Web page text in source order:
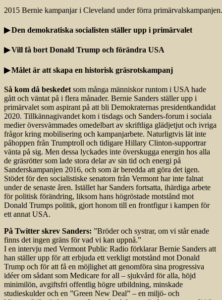
2015 Bernie kampanjar i Cleveland under förra
▶ Den demokratiska socialisten ställer upp i primärvalet
▶ Vill få bort Donald Trump och förändra USA
▶ Målet är att skapa en historisk gräsrotskampanj
Så kom då beskedet som många människor runtom i USA hade
gått och väntat på i flera månader. Bernie Sanders ställer upp i
primärvalet som aspirant på att bli Demokraternas presidentkandidat
2020. Tillkännagivandet kom i tisdags och Sanders-forum i sociala
medier översvämmades omedelbart av skriftliga glädjetjut och ivriga
frågor kring mobilisering och kampanjarbete. Naturligtvis lät inte
påhoppen från Trumptroll och tidigare Hillary Clinton-supportrar
vänta på sig. Men dessa lyckades inte överskugga energin hos alla
de gräsrötter som lade stora delar av sin tid och energi på
Sanderskampanjen 2016, och som är beredda att göra det igen.
Stödet för den socialistiske senatorn från Vermont har inte falnat
under de senaste åren. Istället har Sanders fortsatta, ihärdiga arbete
för politisk förändring, liksom hans högröstade motstånd mot
Donald Trumps politik, gjort honom till en frontfigur i kampen för
ett annat USA.
På Twitter skrev Sanders: ”Bröder och systrar, om vi står enade
finns det ingen gräns för vad vi kan uppnå.”
I en intervju med Vermont Public Radio förklarar Bernie Sanders att
han ställer upp för att erbjuda ett verkligt motstånd mot Donald
Trump och för att få en möjlighet att genomföra sina progressiva
idéer om sådant som Medicare for all – sjukvård för alla, höjd
minimilön, avgiftsfri offentlig högre utbildning, minskade
studieskulder och en ”Green New Deal” – en miljö- och